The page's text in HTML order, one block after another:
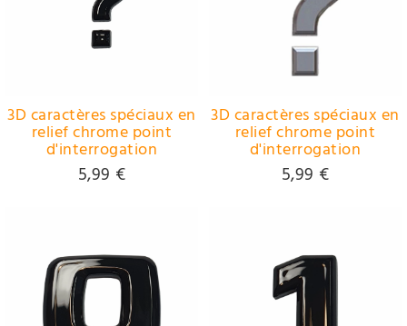
3D caractères spéciaux en
relief chrome point
d'interrogation
5,99 €
3D caractères spéciaux en
relief chrome point
d'interrogation
5,99 €